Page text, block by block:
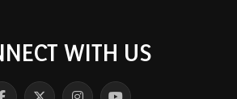
WITH US